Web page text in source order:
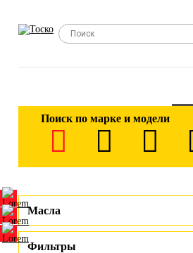
Поиск по марке и модели
Масла
Фильтры